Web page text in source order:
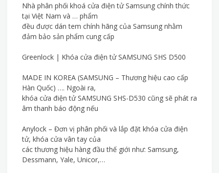
Nhà phân phối khoá cửa điện tử Samsung chính thức
tại Việt Nam và … phẩm
đều được dán tem chính hãng của Samsung nhằm
đảm bảo sản phẩm cung cấp
Greenlock | Khóa cửa điện tử SAMSUNG SHS D500
MADE IN KOREA (SAMSUNG – Thương hiệu cao cấp
Hàn Quốc) …. Ngoài ra,
khóa cửa điện tử SAMSUNG SHS-D530 cũng sẽ phát ra
âm thanh báo động nếu
Anylock – Đơn vị phân phối và lắp đặt khóa cửa điện
tử, khóa cửa vân tay của
các thương hiệu hàng đầu thế giới như: Samsung,
Dessmann, Yale, Unicor,…